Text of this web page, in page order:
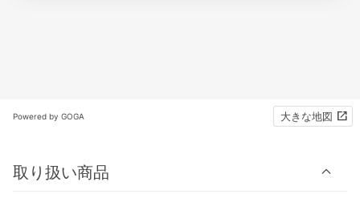
Powered by GOGA 大きな地図
取り扱い商品